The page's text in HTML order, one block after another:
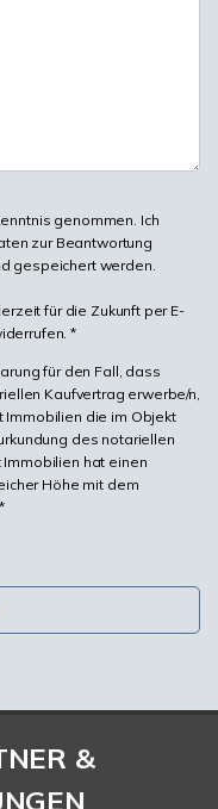
genommen. Ich
zur Beantwortung
gespeichert werden.
für die Zukunft per E-
*
für den Fall, dass
Kaufvertrag erwerbe/n,
Immobilien die im Objekt
des notariellen
Immobilien hat einen
Höhe mit dem
&